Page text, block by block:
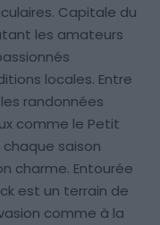
Capitale du
les amateurs
locales. Entre
randonnées
comme le Petit
chaque saison
charme. Entourée
est un terrain de
comme à la